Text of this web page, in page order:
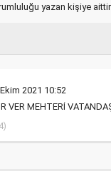
yazan kişiye
2021 10:52
VER MEHTERİ